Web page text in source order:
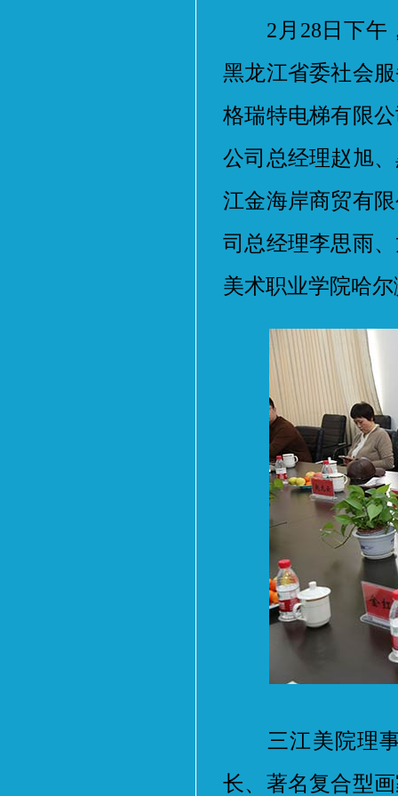
2月28日下午，
黑龙江省委社会
格瑞特电梯有限
公司总经理赵旭
江金海岸商贸有
司总经理李思雨
美术职业学院哈
三江美院理事
长、著名复合型